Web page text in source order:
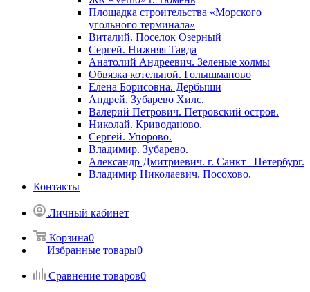
Площадка строительства «Морского
угольного терминала»
Виталий. Поселок Озерный
Сергей. Нижняя Тавда
Анатолий Андреевич. Зеленые холмы
Обвязка котельной. Голышманово
Елена Борисовна. Дербыши
Андрей. Зубарево Хилс.
Валерий Петрович. Петровский остров.
Николай. Криводаново.
Сергей. Упорово.
Владимир. Зубарево.
Александр Дмитриевич. г. Санкт –Петербург.
Владимир Николаевич. Посохово.
Контакты
Личный кабинет
Корзина0
Избранные товары0
Сравнение товаров0